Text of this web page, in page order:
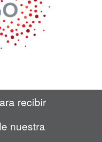
recibir
nuestra